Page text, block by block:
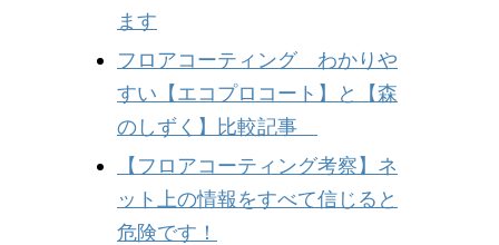
ます
フロアコーティング わかりや
すい【エコプロコート】と【森
のしずく】比較記事
【フロアコーティング考察】ネ
ット上の情報をすべて信じると
危険です！